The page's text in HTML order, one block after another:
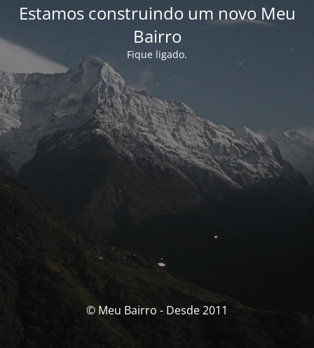
Estamos construindo um novo Meu
Bairro
Fique ligado.
© Meu Bairro - Desde 2011